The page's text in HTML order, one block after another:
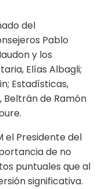
del
Pablo
y los
Elías Albagli;
Estadísticas,
Beltrán de Ramón
el Presidente del
de no
puntuales que al
significativa.